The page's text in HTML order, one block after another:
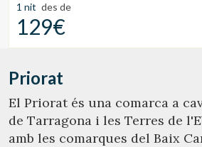
1 nit des de
129€
Priorat
El Priorat és una comarca a
de Tarragona i les Terres de
amb les comarques del Baix
Modificar cookies